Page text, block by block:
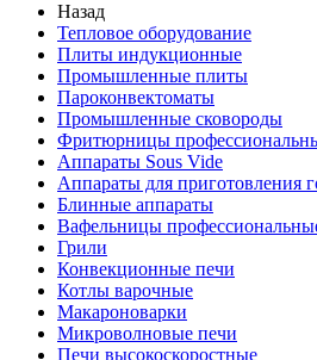
Назад
Тепловое оборудование
Плиты индукционные
Промышленные плиты
Пароконвектоматы
Промышленные сковороды
Фритюрницы
Аппараты Sous Vide
Аппараты для приготовления
Блинные аппараты
Вафельницы
Грили
Конвекционные печи
Котлы варочные
Макароноварки
Микроволновые печи
Печи высокоскоростные